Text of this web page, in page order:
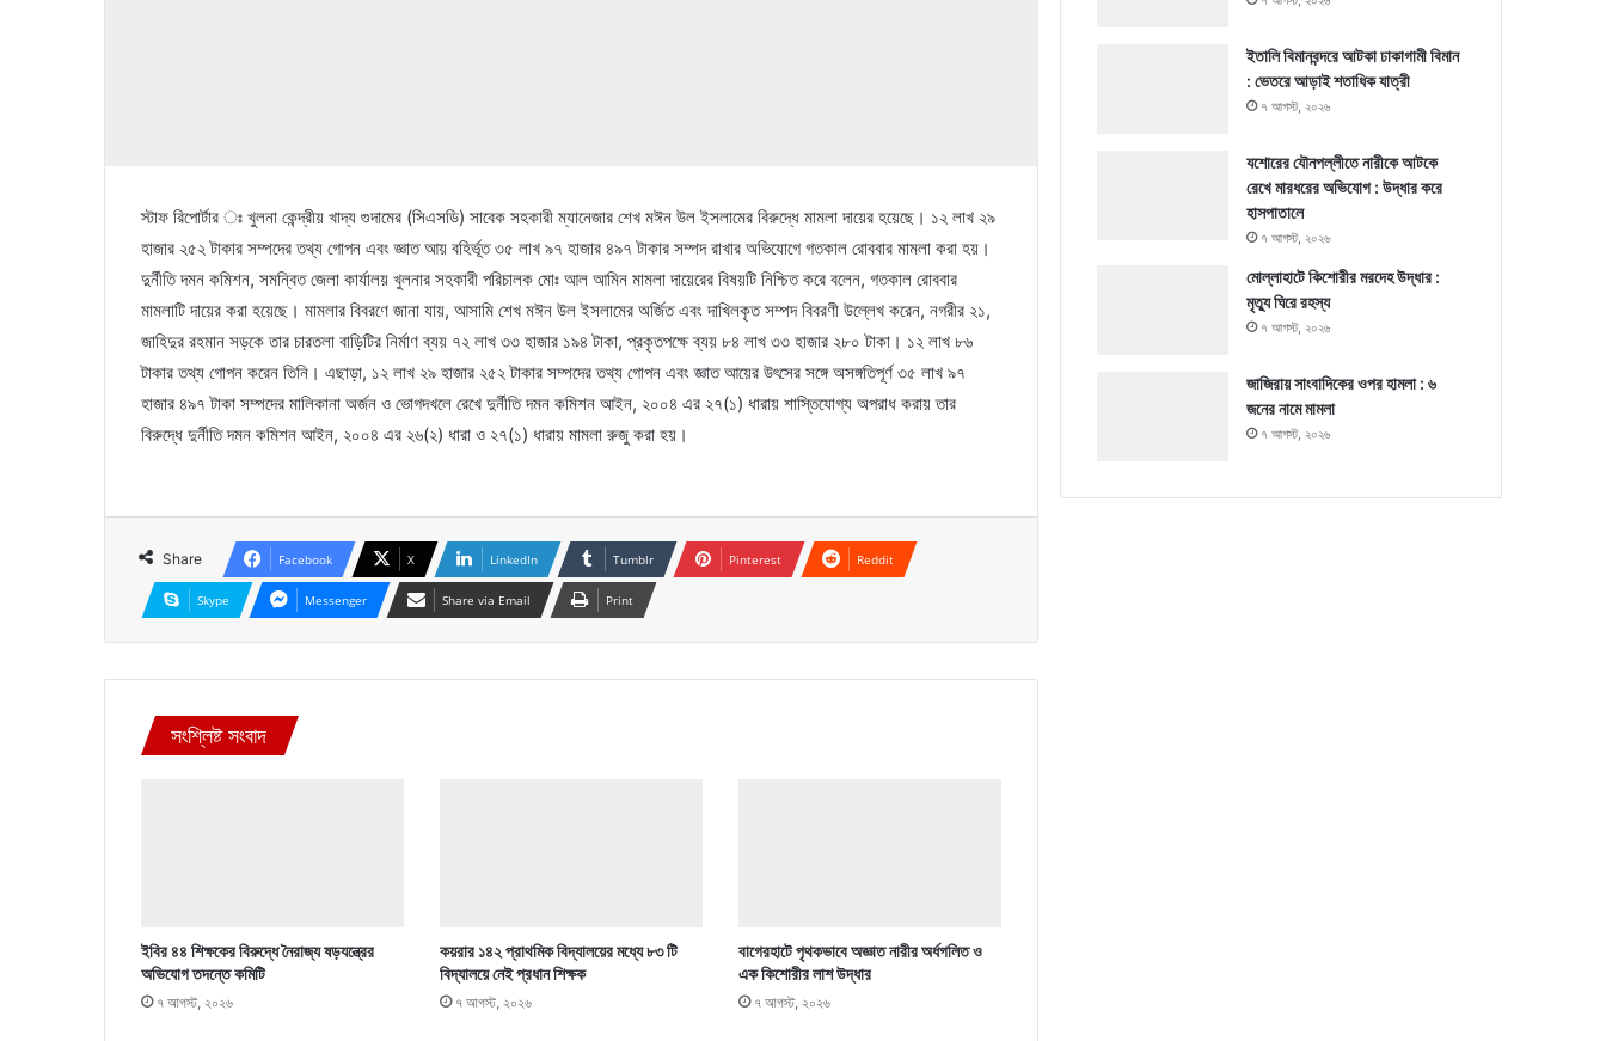
স্টাফ রিপোর্টার ঃ খুলনা কেন্দ্রীয় খাদ্য গুদামের (সিএসডি) সাবেক সহকারী ম্যানেজার শেখ মঈন উল ইসলামের বিরুদ্ধে মামলা দায়ের হয়েছে। ১২ লাখ ২৯
হাজার ২৫২ টাকার সম্পদের তথ্য গোপন এবং জ্ঞাত আয় বহির্ভূত ৩৫ লাখ ৯৭ হাজার ৪৯৭ টাকার সম্পদ রাখার অভিযোগে গতকাল রোববার মামলা করা হয়।
দুর্নীতি দমন কমিশন, সমন্বিত জেলা কার্যালয় খুলনার সহকারী পরিচালক মোঃ আল আমিন মামলা দায়েরের বিষয়টি নিশ্চিত করে বলেন, গতকাল রোববার
মামলাটি দায়ের করা হয়েছে। মামলার বিবরণে জানা যায়, আসামি শেখ মঈন উল ইসলামের অর্জিত এবং দাখিলকৃত সম্পদ বিবরণী উল্লেখ করেন, নগরীর ২১,
জাহিদুর রহমান সড়কে তার চারতলা বাড়িটির নির্মাণ ব্যয় ৭২ লাখ ৩৩ হাজার ১৯৪ টাকা, প্রকৃতপক্ষে ব্যয় ৮৪ লাখ ৩৩ হাজার ২৮০ টাকা। ১২ লাখ ৮৬
টাকার তথ্য গোপন করেন তিনি। এছাড়া, ১২ লাখ ২৯ হাজার ২৫২ টাকার সম্পদের তথ্য গোপন এবং জ্ঞাত আয়ের উৎসের সঙ্গে অসঙ্গতিপূর্ণ ৩৫ লাখ ৯৭
হাজার ৪৯৭ টাকা সম্পদের মালিকানা অর্জন ও ভোগদখলে রেখে দুর্নীতি দমন কমিশন আইন, ২০০৪ এর ২৭(১) ধারায় শাস্তিযোগ্য অপরাধ করায় তার
বিরুদ্ধে দুর্নীতি দমন কমিশন আইন, ২০০৪ এর ২৬(২) ধারা ও ২৭(১) ধারায় মামলা রুজু করা হয়।
Share Facebook X LinkedIn Tumblr Pinterest Reddit
Skype Messenger Share via Email Print
সংশ্লিষ্ট সংবাদ
ইবির ৪৪ শিক্ষকের বিরুদ্ধে নৈরাজ্য ষড়যন্ত্রের
অভিযোগ তদন্তে কমিটি
৭ আগস্ট, ২০২৬
কয়রার ১৪২ প্রাথমিক বিদ্যালয়ের মধ্যে ৮৩ টি
বিদ্যালয়ে নেই প্রধান শিক্ষক
৭ আগস্ট, ২০২৬
বাগেরহাটে পৃথকভাবে অজ্ঞাত নারীর অর্ধগলিত ও
এক কিশোরীর লাশ উদ্ধার
৭ আগস্ট, ২০২৬
ইতালি বিমানবন্দরে আটকা ঢাকাগামী বিমান
: ভেতরে আড়াই শতাধিক যাত্রী
৭ আগস্ট, ২০২৬
যশোরের যৌনপল্লীতে নারীকে আটকে
রেখে মারধরের অভিযোগ : উদ্ধার করে
হাসপাতালে
৭ আগস্ট, ২০২৬
মোল্লাহাটে কিশোরীর মরদেহ উদ্ধার :
মৃত্যু ঘিরে রহস্য
৭ আগস্ট, ২০২৬
জাজিরায় সাংবাদিকের ওপর হামলা : ৬
জনের নামে মামলা
৭ আগস্ট, ২০২৬